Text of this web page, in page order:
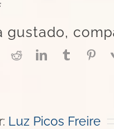
gustado,
RedditLinkedInTumblr
Luz Picos Freire